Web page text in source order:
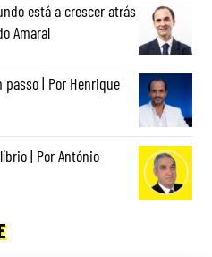
está a crescer atrás
Amaral
passo | Por Henrique
| Por António